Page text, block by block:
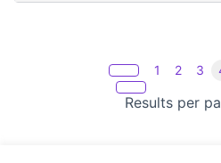
Results per
1 2 3